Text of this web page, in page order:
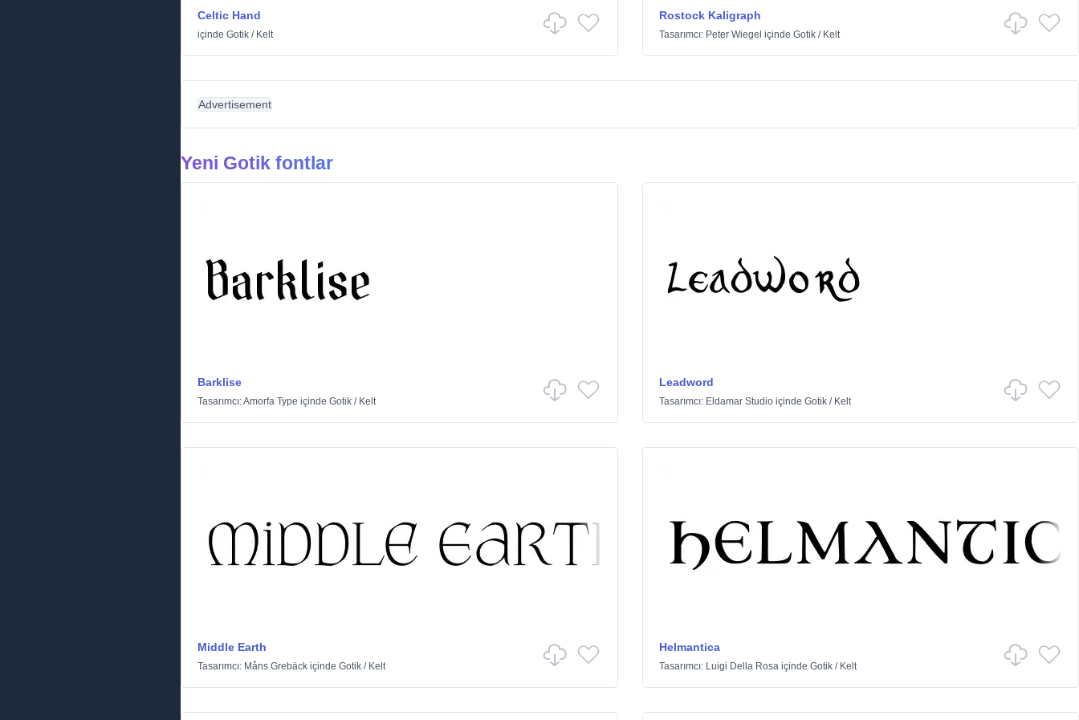
Celtic Hand
içinde Gotik / Kelt
Rostock Kaligraph
Tasarımcı: Peter Wiegel içinde Gotik/ Kelt
Advertisement
Yeni Gotik fontlar
Barklise
Tasarımcı:Amorfa Type içinde Gotik / Kelt
Leadword
Tasarımcı: Eldamar Studioiçinde Gotik/ Kelt
Middle Earth
Tasarımcı: Måns Grebäck içinde Gotik / Kelt
Helmantica
Tasarımcı: Luigi Della Rosaiçinde Gotik/ Kelt